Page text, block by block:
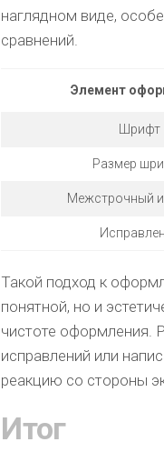
наглядном виде,
сравнений.
Элемент
Шрифт
Размер
Межстрочный
Такой подход к
понятной, но и
чистоте оформления.
исправлений или
реакцию со стороны
Итог